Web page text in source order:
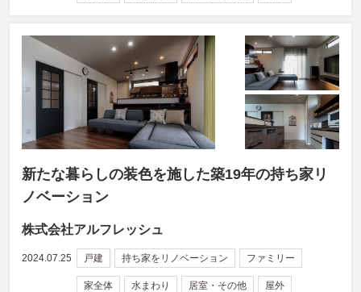
新たな暮らしの装色を施した築19年の持ち家リ
ノベーション
株式会社アルフレッシュ
2024.07.25 戸建 持ち家をリノベーション ファミリー
家全体 水まわり 居室・その他 屋外